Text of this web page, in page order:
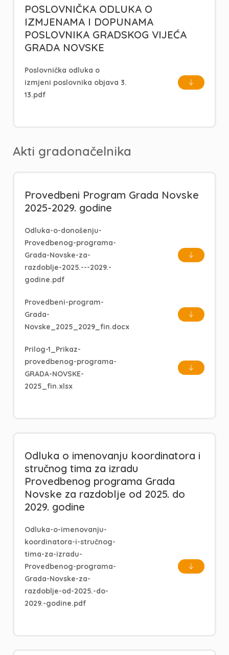
POSLOVNIČKA ODLUKA O
IZMJENAMA I DOPUNAMA
POSLOVNIKA GRADSKOG VIJEĆA
GRADA NOVSKE
Poslovnička odluka o
izmjeni poslovnika objava 3.
13.pdf
Akti gradonačelnika
Provedbeni Program Grada Novske
2025-2029. godine
Odluka-o-donošenju-
Provedbenog-programa-
Grada-Novske-za-
razdoblje-2025.---2029.-
godine.pdf
Provedbeni-program-
Grada-
Novske_2025_2029_fin.docx
Prilog-1_Prikaz-
provedbenog-programa-
GRADA-NOVSKE-
2025_fin.xlsx
Odluka o imenovanju koordinatora i
stručnog tima za izradu
Provedbenog programa Grada
Novske za razdoblje od 2025. do
2029. godine
Odluka-o-imenovanju-
koordinatora-i-stručnog-
tima-za-izradu-
Provedbenog-programa-
Grada-Novske-za-
razdoblje-od-2025.-do-
2029.-godine.pdf